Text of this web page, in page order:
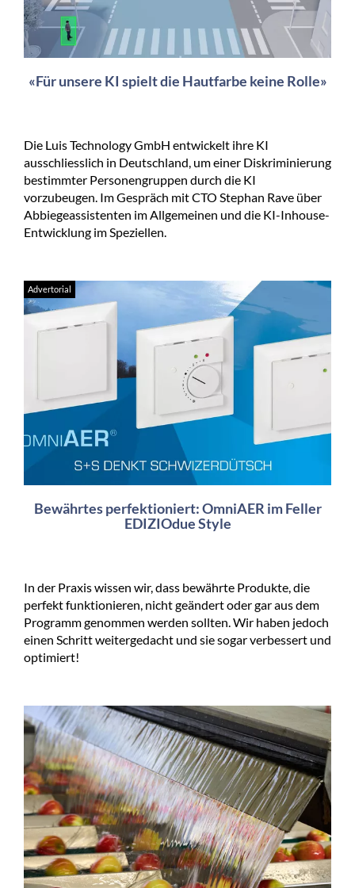
«Für unsere KI spielt die Hautfarbe keine Rolle»
Die Luis Technology GmbH entwickelt ihre KI
ausschliesslich in Deutschland, um einer Diskriminierung
bestimmter Personengruppen durch die KI
vorzubeugen. Im Gespräch mit CTO Stephan Rave über
Abbiegeassistenten im Allgemeinen und die KI-Inhouse-
Entwicklung im Speziellen.
Advertorial
Bewährtes perfektioniert: OmniAER im Feller
EDIZIOdue Style
In der Praxis wissen wir, dass bewährte Produkte, die
perfekt funktionieren, nicht geändert oder gar aus dem
Programm genommen werden sollten. Wir haben jedoch
einen Schritt weitergedacht und sie sogar verbessert und
optimiert!